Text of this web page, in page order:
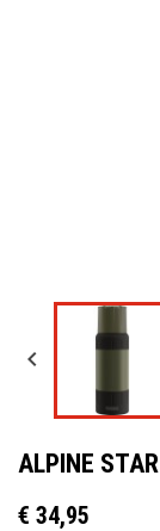

ALPINE
€ 34,95